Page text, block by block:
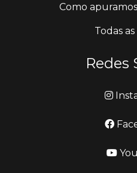
Como
Todas
Redes